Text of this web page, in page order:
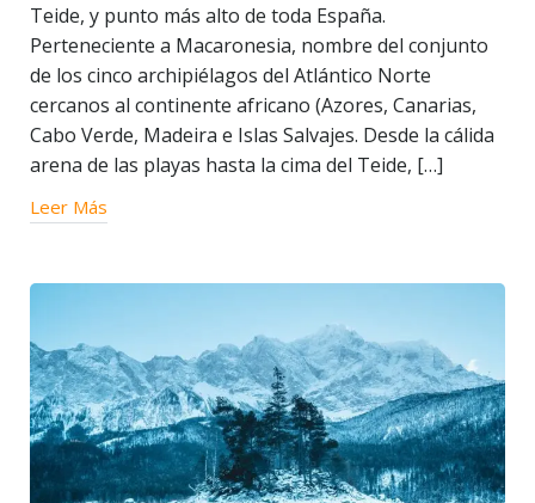
Teide, y punto más alto de toda España.
Perteneciente a Macaronesia, nombre del conjunto
de los cinco archipiélagos del Atlántico Norte
cercanos al continente africano (Azores, Canarias,
Cabo Verde, Madeira e Islas Salvajes. Desde la cálida
arena de las playas hasta la cima del Teide, […]
Leer Más